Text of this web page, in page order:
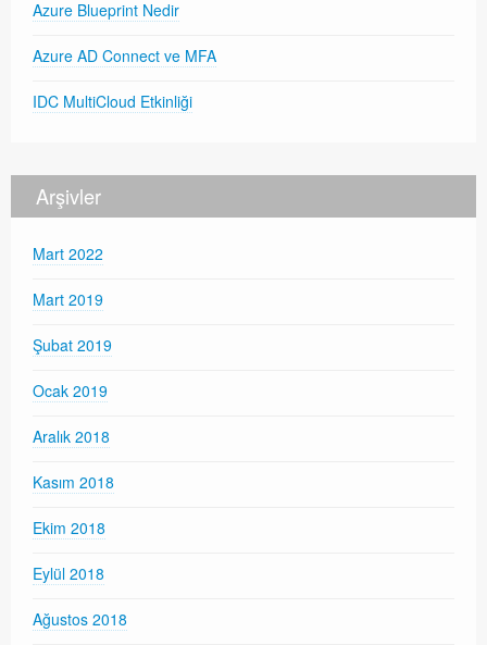
Azure Blueprint Nedir
Azure AD Connect ve MFA
IDC MultiCloud Etkinliği
Arşivler
Mart 2022
Mart 2019
Şubat 2019
Ocak 2019
Aralık 2018
Kasım 2018
Ekim 2018
Eylül 2018
Ağustos 2018